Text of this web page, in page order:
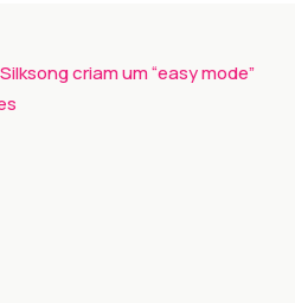
criam um “easy mode”